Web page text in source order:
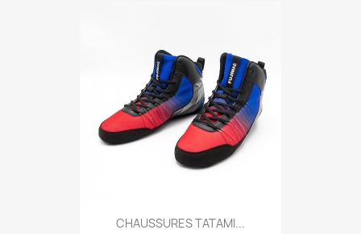
 Aperçu rapide
CHAUSSURES TATAMI...